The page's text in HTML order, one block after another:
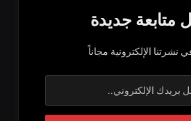
متابعة جديدة
نشرتنا الإلكترونية مجاناً